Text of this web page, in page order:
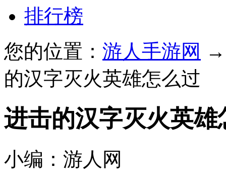
排行榜
您的位置： 游人手游网
的汉字灭火英雄怎么过
进击的汉字灭火英雄
小编：游人网